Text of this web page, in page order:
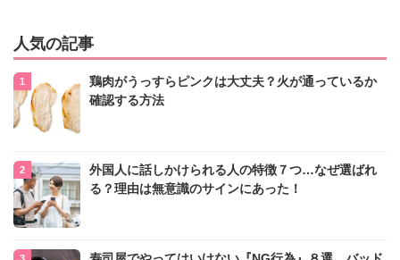
人気の記事
鶏肉がうっすらピンクは大丈夫？火が通っているか
確認する方法
外国人に話しかけられる人の特徴７つ…なぜ選ばれ
る？理由は無意識のサインにあった！